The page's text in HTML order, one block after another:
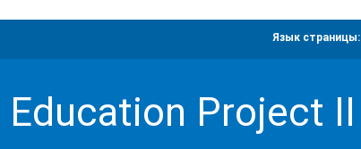
Язык страницы:
Project II